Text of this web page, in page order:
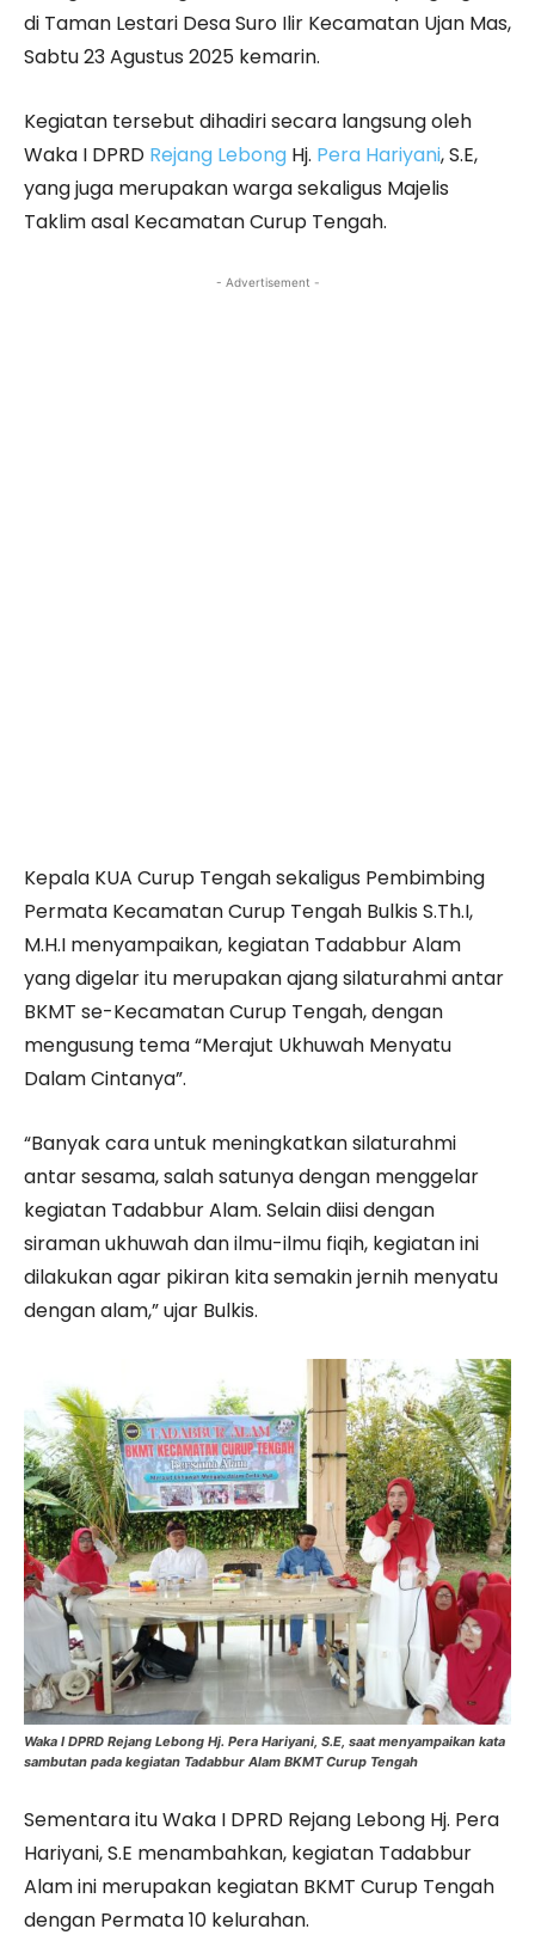
di Taman Lestari Desa Suro Ilir Kecamatan Ujan Mas,
Sabtu 23 Agustus 2025 kemarin.
Kegiatan tersebut dihadiri secara langsung oleh
Waka I DPRD Rejang Lebong Hj. Pera Hariyani, S.E,
yang juga merupakan warga sekaligus Majelis
Taklim asal Kecamatan Curup Tengah.
- Advertisement -
Kepala KUA Curup Tengah sekaligus Pembimbing
Permata Kecamatan Curup Tengah Bulkis S.Th.I,
M.H.I menyampaikan, kegiatan Tadabbur Alam
yang digelar itu merupakan ajang silaturahmi antar
BKMT se-Kecamatan Curup Tengah, dengan
mengusung tema “Merajut Ukhuwah Menyatu
Dalam Cintanya”.
“Banyak cara untuk meningkatkan silaturahmi
antar sesama, salah satunya dengan menggelar
kegiatan Tadabbur Alam. Selain diisi dengan
siraman ukhuwah dan ilmu-ilmu fiqih, kegiatan ini
dilakukan agar pikiran kita semakin jernih menyatu
dengan alam,” ujar Bulkis.
Waka I DPRD Rejang Lebong Hj. Pera Hariyani, S.E, saat menyampaikan kata
sambutan pada kegiatan Tadabbur Alam BKMT Curup Tengah
Sementara itu Waka I DPRD Rejang Lebong Hj. Pera
Hariyani, S.E menambahkan, kegiatan Tadabbur
Alam ini merupakan kegiatan BKMT Curup Tengah
dengan Permata 10 kelurahan.